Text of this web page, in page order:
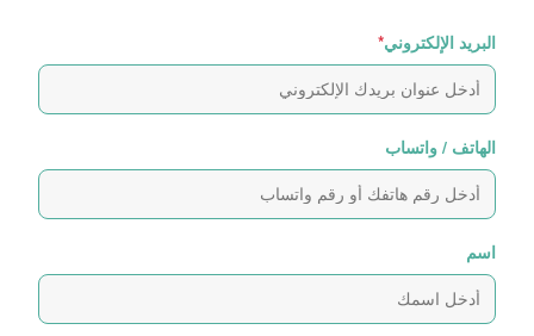
البريد الإلكتروني*
الهاتف / واتساب
اسم